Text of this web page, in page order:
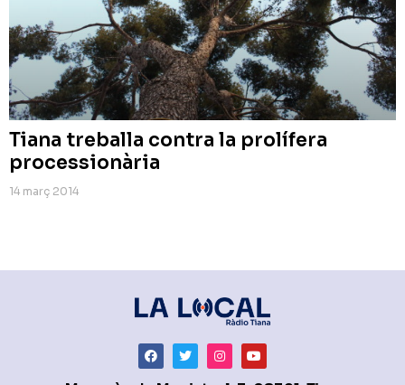
Tiana treballa contra la prolífera
processionària
14 març 2014